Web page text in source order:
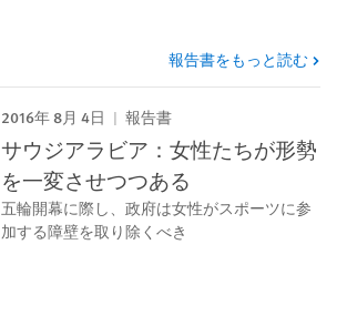
報告書をもっと読む
2016年 8月 4日 報告書
サウジアラビア：女性たちが形勢
を一変させつつある
五輪開幕に際し、政府は女性がスポーツに参
加する障壁を取り除くべき